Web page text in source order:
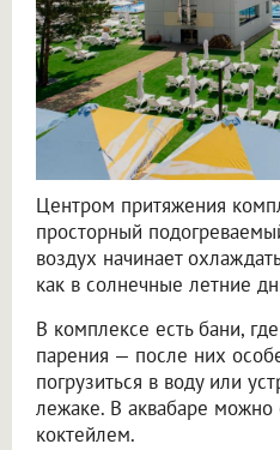
Центром притяжения
просторный
воздух начинает
как в солнечные летние
В комплексе есть бани,
парения — после них
погрузиться в воду или
лежаке. В аквабаре
коктейлем.